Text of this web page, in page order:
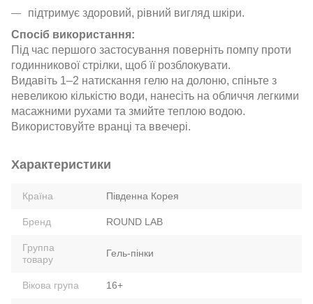
підтримує здоровий, рівний вигляд шкіри.
Спосіб використання:
Під час першого застосування поверніть помпу проти
годинникової стрілки, щоб її розблокувати.
Видавіть 1–2 натискання гелю на долоню, спіньте з
невеликою кількістю води, нанесіть на обличчя легкими
масажними рухами та змийте теплою водою.
Використовуйте вранці та ввечері.
Характеристики
Країна Південна Корея
Бренд ROUND LAB
Группа
товару
Гель-пінки
Вікова група 16+